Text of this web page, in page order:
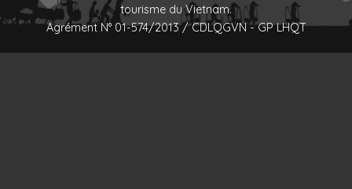
tourisme du Vietnam.
Agrément N° 01-574/2013 / CDLQGVN - GP LHQT